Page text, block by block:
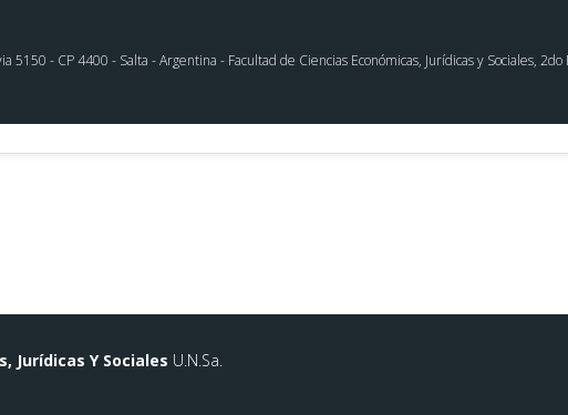
- CP 4400 - Salta - Argentina - Facultad de Ciencias Económicas, Jurídicas y Sociales, 2do
Jurídicas Y Sociales U.N.Sa.